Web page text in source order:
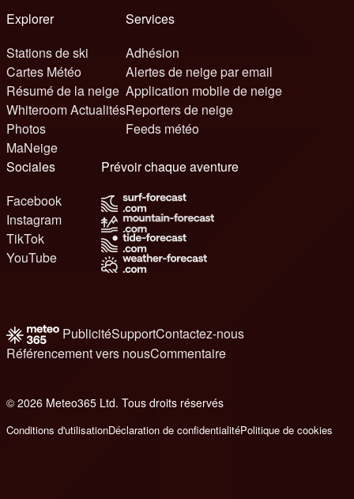
Explorer
Stations de ski
Cartes Météo
Résumé de la neige
Whiteroom Actualités
Photos
MaNeige
Services
Adhésion
Alertes de neige par email
Application mobile de neige
Reporters de neige
Feeds météo
Sociales
Facebook
Instagram
TikTok
YouTube
Prévoir chaque aventure
PublicitéSupportContactez-nous
Référencement vers nousCommentaire
© 2026 Meteo365 Ltd. Tous droits réservés
Conditions d'utilisationDéclaration de confidentialitéPolitique de cookies